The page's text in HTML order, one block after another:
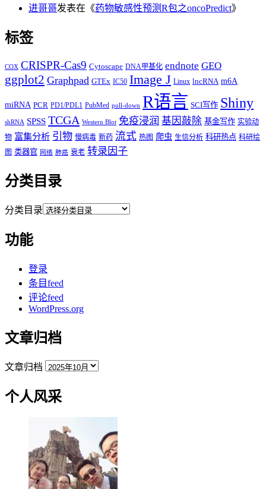
进哥哥发表在《药物敏感性预测R包之oncoPredict》
标签
COX CRISPR-Cas9 Cytoscape DNA甲基化 endnote GEO
ggplot2 Graphpad GTEx IC50 Image J Linux lncRNA m6A
miRNA PCR PD1/PDL1 PubMed pull-down R语言 SCI写作 Shiny
shRNA SPSS TCGA Western Blot 免疫浸润 基因敲除 基金写作 实验动
物 富集分析 引物 慢病毒 新药 流式 热图 爬虫 生信分析 科研热点 科研绘
图 类器官 网络 肺癌 衰老 转录因子
分类目录
分类目录
功能
登录
条目feed
评论feed
WordPress.org
文章归档
文章归档
个人风采